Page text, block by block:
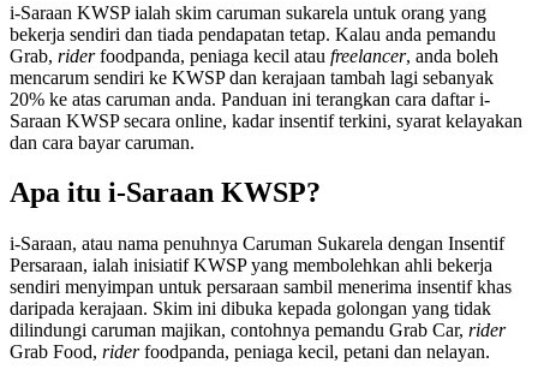
i-Saraan KWSP ialah skim caruman sukarela untuk orang yang
bekerja sendiri dan tiada pendapatan tetap. Kalau anda pemandu
Grab, riderfoodpanda, peniaga kecil atau freelancer, anda boleh
mencarum sendiri ke KWSP dan kerajaan tambah lagi sebanyak
20% ke atas caruman anda. Panduan ini terangkan cara daftar i-
Saraan KWSP secara online, kadar insentif terkini, syarat kelayakan
dan cara bayar caruman.
Apa itu i-Saraan KWSP?
i-Saraan, atau nama penuhnya Caruman Sukarela dengan Insentif
Persaraan, ialah inisiatif KWSP yang membolehkan ahli bekerja
sendiri menyimpan untuk persaraan sambil menerima insentif khas
daripada kerajaan. Skim ini dibuka kepada golongan yang tidak
dilindungi caruman majikan, contohnya pemandu Grab Car, rider
Grab Food, riderfoodpanda, peniaga kecil, petani dan nelayan.